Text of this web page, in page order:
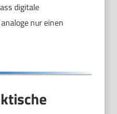
digitale
nur einen